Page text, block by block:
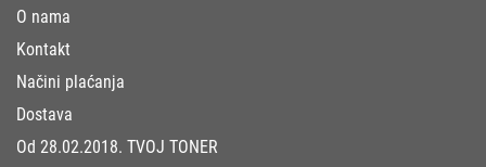
O nama
Kontakt
Načini plaćanja
Dostava
Od 28.02.2018. TVOJ TONER